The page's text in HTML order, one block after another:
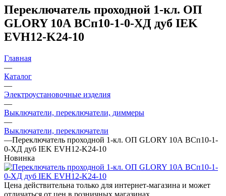
Переключатель проходной 1-кл. ОП
GLORY 10А ВСп10-1-0-ХД дуб IEK
EVH12-K24-10
Главная
—
Каталог
—
Электроустановочные изделия
—
Выключатели, переключатели, диммеры
—
Выключатели, переключатели
—Переключатель проходной 1-кл. ОП GLORY 10А ВСп10-1-
0-ХД дуб IEK EVH12-K24-10
Новинка
Цена действительна только для интернет-магазина и может
отличаться от цен в розничных магазинах